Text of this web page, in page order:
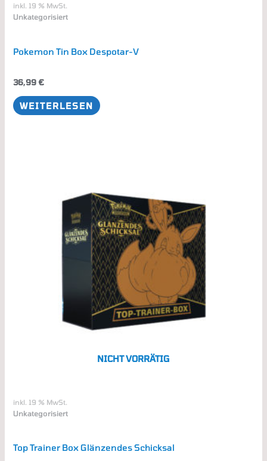
inkl. 19 % MwSt.
Unkategorisiert
Pokemon Tin Box Despotar-V
36,99 €
WEITERLESEN
NICHT VORRÄTIG
inkl. 19 % MwSt.
Unkategorisiert
Top Trainer Box Glänzendes Schicksal